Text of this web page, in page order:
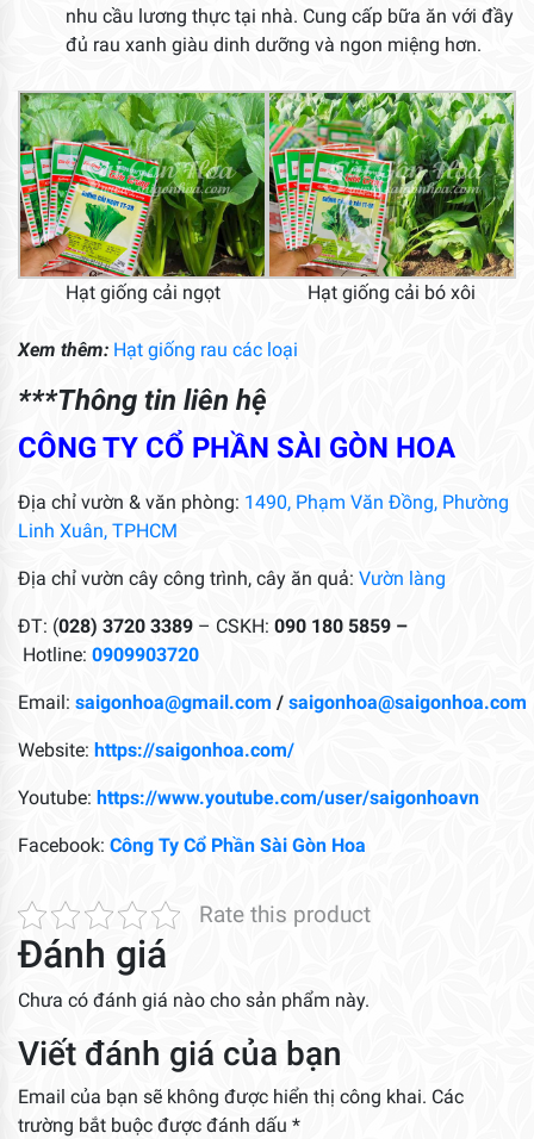
nhu cầu lương thực tại nhà. Cung cấp bữa ăn với đầy
đủ rau xanh giàu dinh dưỡng và ngon miệng hơn.
Hạt giống cải ngọt Hạt giống cải bó xôi
Xem thêm: Hạt giống rau các loại
***Thông tin liên hệ
CÔNG TY CỔ PHẦN SÀI GÒN HOA
Địa chỉ vườn & văn phòng: 1490, Phạm Văn Đồng, Phường
Linh Xuân, TPHCM
Địa chỉ vườn cây công trình, cây ăn quả: Vườn làng
ĐT: (028) 3720 3389 – CSKH: 090 180 5859 –
Hotline: 0909903720
Email: saigonhoa@gmail.com / saigonhoa@saigonhoa.com
Website: https://saigonhoa.com/
Youtube: https://www.youtube.com/user/saigonhoavn
Facebook: Công Ty Cổ Phần Sài Gòn Hoa
Rate this product
Đánh giá
Chưa có đánh giá nào cho sản phẩm này.
Viết đánh giá của bạn
Email của bạn sẽ không được hiển thị công khai. Các
trường bắt buộc được đánh dấu *